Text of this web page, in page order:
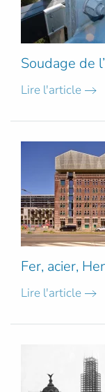
Soudage de
Lire l'article
Fer, acier,
Lire l'article